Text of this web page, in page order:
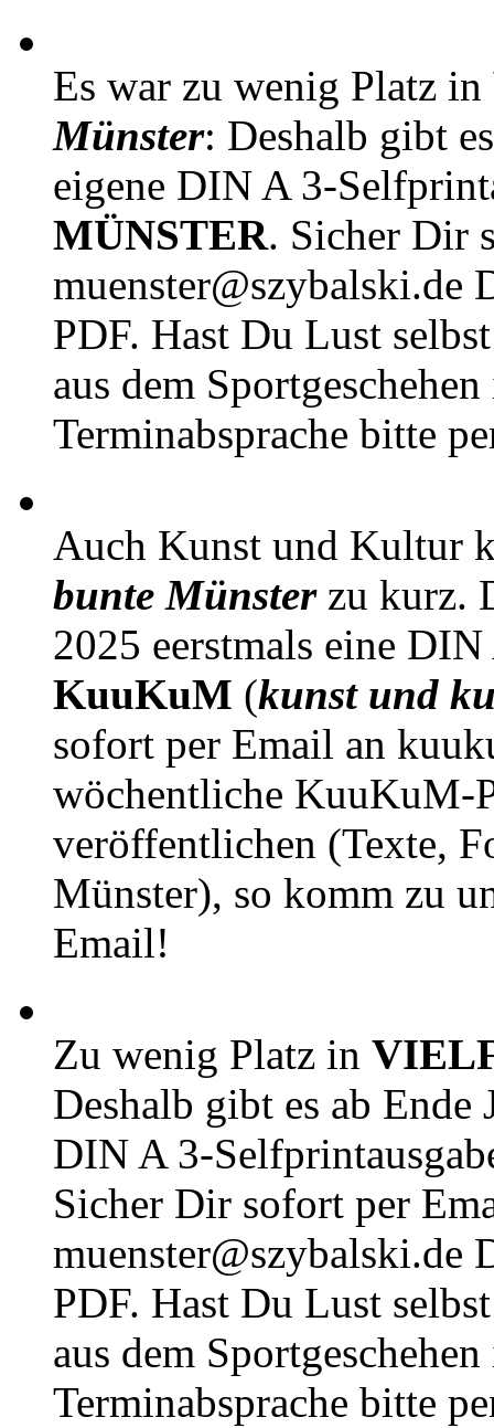
Es war zu wenig Platz in
Münster: Deshalb gibt
eigene DIN A 3-
MÜNSTER. Sicher Dir
muenster@szybalski.de
PDF. Hast Du Lust
aus dem
Terminabsprache bitte
Auch Kunst und Kultur
bunte Münsterzu kurz.
2025 eerstmals eine
KuuKuM (kunst und
sofort per Email an
wöchentliche KuuKuM-
veröffentlichen (Texte,
Münster), so komm zu
Email!
Zu wenig Platz in
Deshalb gibt es ab Ende
DIN A 3-
Sicher Dir sofort per
muenster@szybalski.de
PDF. Hast Du Lust
aus dem
Terminabsprache bitte